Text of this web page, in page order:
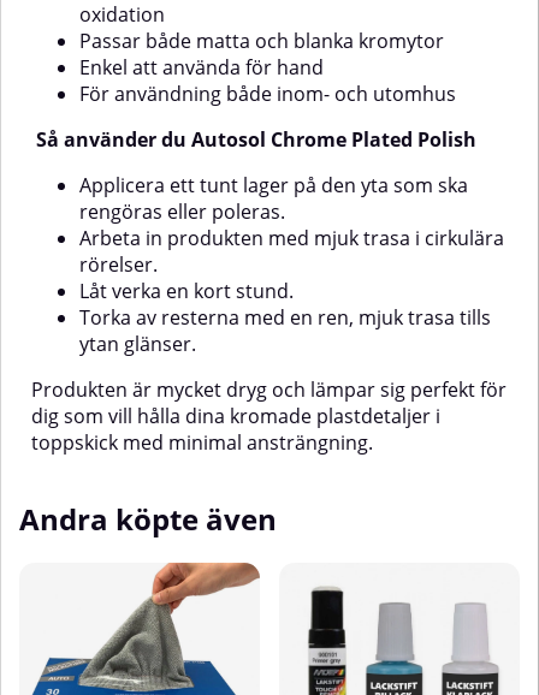
som finpolerande rubbing på
lack, gelcoat samt vissa mjuka
och hårda plasterSå använder du
Autosol KromglansSe till att ytan
är ren, torr och fri från
smuts.Applicera en liten mängd
Autosol Metal Polish på en mjuk
trasa eller mikrofiberduk.Polera
med cirkelrörelser tills du ser en
jämn glans.Låt inte medlet torka
in på ytan.Torka av med en ren
och torr trasa tills all polish är
borttagen och ytan glänser.
en ren, torr trasa för att uppnå
ett skinande resultat.
oxidation
Passar både matta och blanka kromytor
Enkel att använda för hand
För användning både inom- och utomhus
Så använder du Autosol Chrome Plated Polish
Applicera ett tunt lager på den yta som ska
rengöras eller poleras.
Arbeta in produkten med mjuk trasa i cirkulära
rörelser.
Låt verka en kort stund.
Torka av resterna med en ren, mjuk trasa tills
ytan glänser.
Produkten är mycket dryg och lämpar sig perfekt för
dig som vill hålla dina kromade plastdetaljer i
toppskick med minimal ansträngning.
Andra köpte även